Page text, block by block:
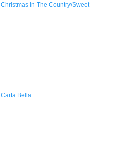
Christmas In The Country/Sweet
Carta Bella